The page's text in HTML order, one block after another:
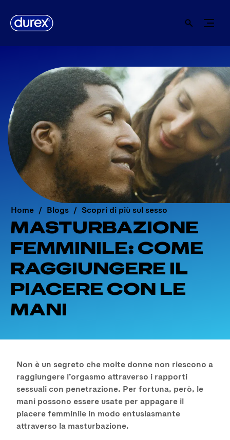
Home Blogs Scopri di più sul sesso
MASTURBAZIONE
FEMMINILE: COME
RAGGIUNGERE IL
PIACERE CON LE
MANI
Non è un segreto che molte donne non riescono a
raggiungere l’orgasmo attraverso i rapporti
sessuali con penetrazione. Per fortuna, però, le
mani possono essere usate per appagare il
piacere femminile in modo entusiasmante
attraverso la masturbazione.